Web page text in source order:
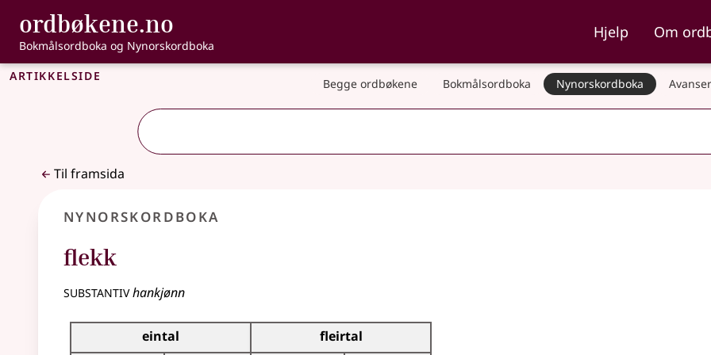
Gå til hovudinnhald
Tilgjenge
ordbøkene.no , Bokmålsordboka og Nynorskordboka
Bokmålsordboka og Nynorskordboka
Hjelp Om
Artikkelside Begge ordbøkene Bokmålsordboka Nynorskordboka
Til framsida
Nynorskordboka
flekk
substantivhankjønn
Bøyningstabell for dette substantivet
eintal
fleirtal